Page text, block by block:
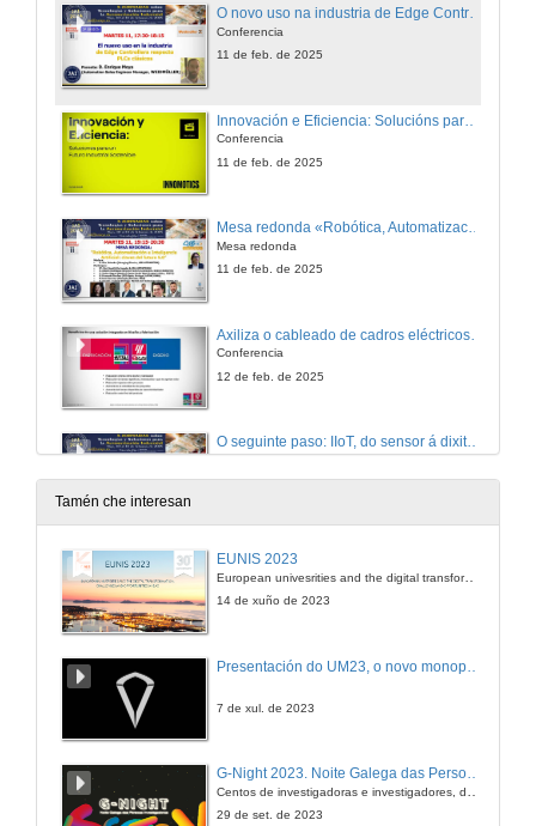
O novo uso na industria de Edge Controllers respecto PLCs clásicos
Conferencia
11 de feb. de 2025
Conferencia
11 de feb. de 2025
Mesa redonda «Robótica, Automatización e Intelixencia Artificial: claves do futuro 5.0»
Mesa redonda
11 de feb. de 2025
Conferencia
12 de feb. de 2025
O seguinte paso: IIoT, do sensor á dixitalización industrial
12 de feb. de 2025
Conferencia
Conferencia
Conferencia
Tamén che interesan
EUNIS 2023
European univesrities and the digital transformation: challenges and opportunities ahead
14 de xuño de 2023
7 de xul. de 2023
G-Night 2023. Noite Galega das Persoas Investigadoras. Conciencias creativas
29 de set. de 2023